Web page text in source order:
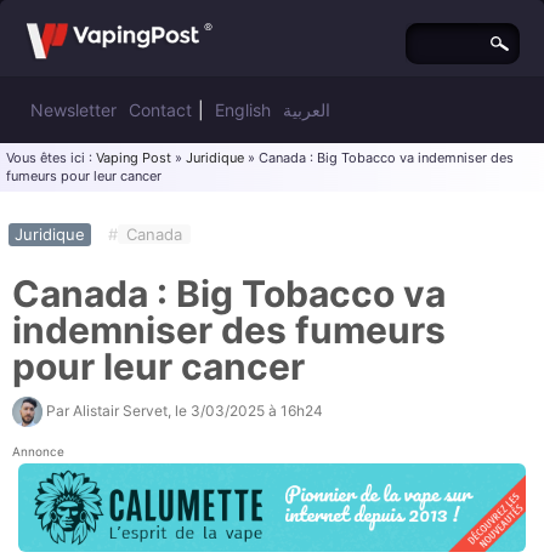
Newsletter Contact English العربية
Vous êtes ici : Vaping Post » Juridique » Canada : Big Tobacco va indemniser des
fumeurs pour leur cancer
Juridique # Canada
Canada : Big Tobacco va
indemniser des fumeurs
pour leur cancer
Par Alistair Servet , le 3/03/2025 à 16h24
Annonce